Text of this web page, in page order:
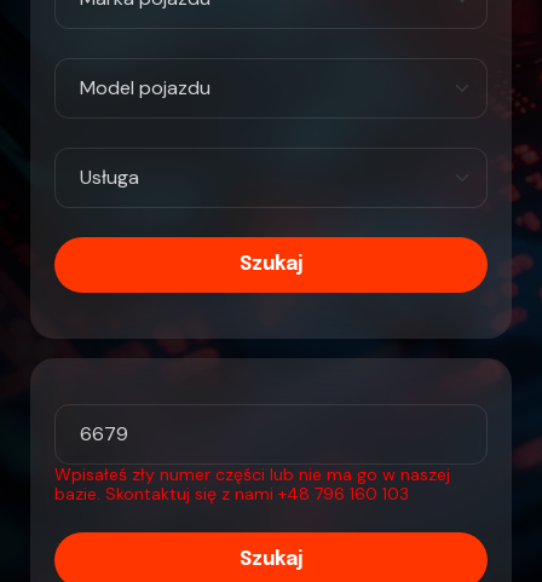
Szukaj
Wpisałeś zły numer części lub nie ma go w naszej
bazie. Skontaktuj się z nami +48 796 160 103
Szukaj